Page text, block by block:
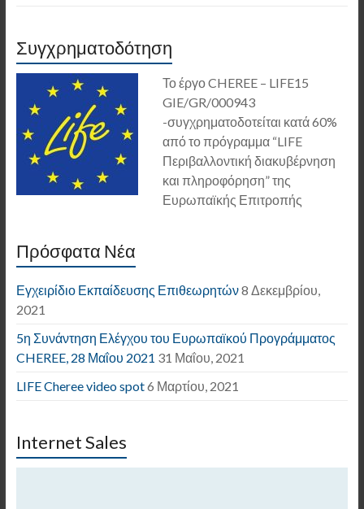
Συγχρηματοδότηση
Το έργο CHEREE – LIFE15
GIE/GR/000943
-συγχρηματοδοτείται κατά 60%
από το πρόγραμμα “LIFE
Περιβαλλοντική διακυβέρνηση
και πληροφόρηση” της
Ευρωπαϊκής Επιτροπής
Πρόσφατα Νέα
Εγχειρίδιο Εκπαίδευσης Επιθεωρητών8 Δεκεμβρίου,
2021
5η Συνάντηση Ελέγχου του Ευρωπαϊκού Προγράμματος
CHEREE, 28 Μαΐου 2021 31 Μαΐου, 2021
LIFE Cheree video spot6 Μαρτίου, 2021
Internet Sales